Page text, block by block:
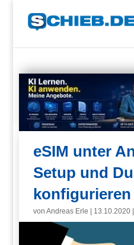
eSIM unter
Setup und
konfigurieren
vonAndreas Erle 13.10.2020